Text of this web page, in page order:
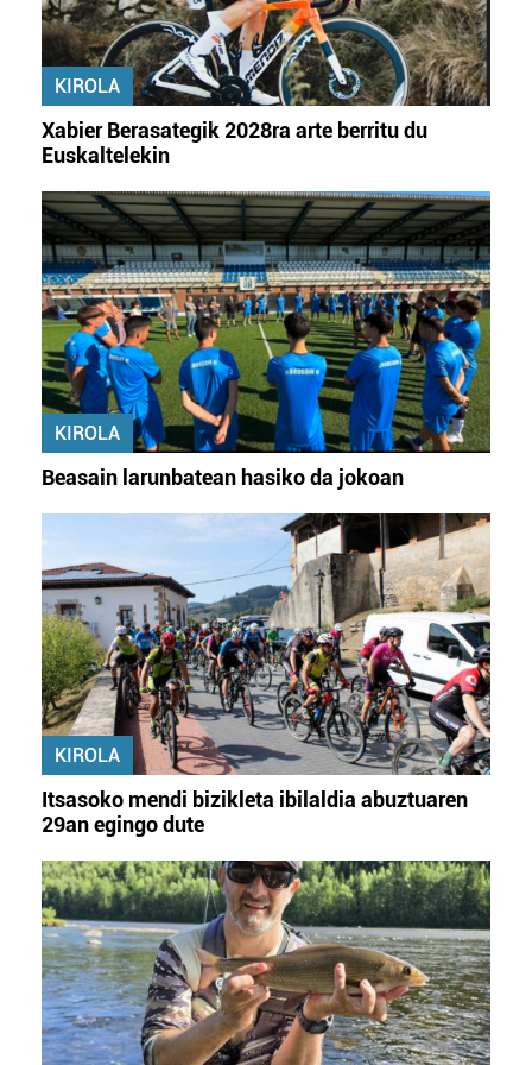
baliatzen gara. Ohar hau onartuz gero, teknologia hori
erabiltzeko baimen esplizitua ematen diguzu.Gehiago
irakurri
KIROLA
Xabier Berasategik 2028ra arte berritu du
Euskaltelekin
KIROLA
Beasain larunbatean hasiko da jokoan
KIROLA
Itsasoko mendi bizikleta ibilaldia abuztuaren
29an egingo dute